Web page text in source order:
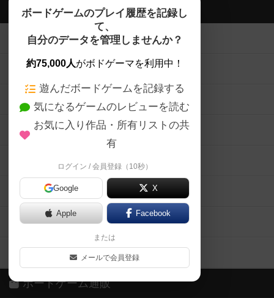
ボードゲームのプレイ履歴を記録し
て、
自分のデータを管理しませんか？
約75,000人がボドゲーマを利用中！
遊んだボードゲームを記録する
気になるゲームのレビューを読む
お気に入り作品・所有リストの共
有
ログイン / 会員登録（10秒）
Google X
Apple Facebook
または
メールで会員登録
ボドゲーマTOP
ボードゲームを検索する
ボードゲームの新着レビュー
ボードゲーム会情報
メカニクス特集
掲示板・トピックス
ボドとも・会員一覧
ボードゲーム業界コラム
ボドゲーマご利用案内
ボードゲーム通販